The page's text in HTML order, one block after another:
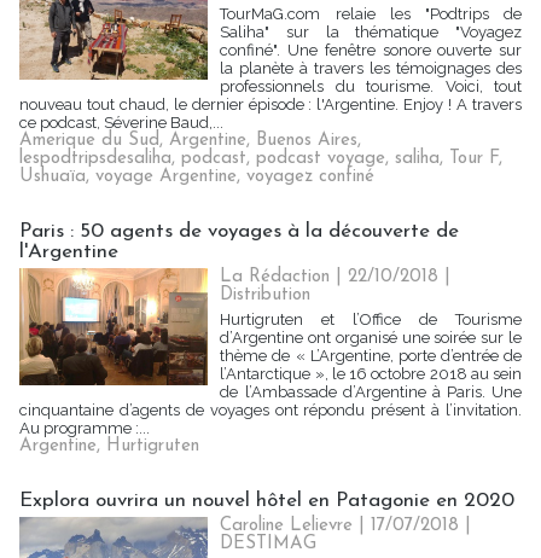
TourMaG.com relaie les "Podtrips de
Saliha" sur la thématique "Voyagez
confiné". Une fenêtre sonore ouverte sur
la planète à travers les témoignages des
professionnels du tourisme. Voici, tout
nouveau tout chaud, le dernier épisode : l'Argentine. Enjoy ! A travers
ce podcast, Séverine Baud,...
Amerique du Sud, Argentine, Buenos Aires,
lespodtripsdesaliha, podcast, podcast voyage, saliha, Tour F,
Ushuaïa, voyage Argentine, voyagez confiné
Paris : 50 agents de voyages à la découverte de
l'Argentine
La Rédaction | 22/10/2018
Distribution
Hurtigruten et l’Office de Tourisme
d’Argentine ont organisé une soirée sur le
thème de « L’Argentine, porte d’entrée de
l’Antarctique », le 16 octobre 2018 au sein
de l’Ambassade d’Argentine à Paris. Une
cinquantaine d’agents de voyages ont répondu présent à l’invitation.
Au programme :...
Argentine, Hurtigruten
Explora ouvrira un nouvel hôtel en Patagonie en 2020
Caroline Lelievre | 17/07/2018
DESTIMAG